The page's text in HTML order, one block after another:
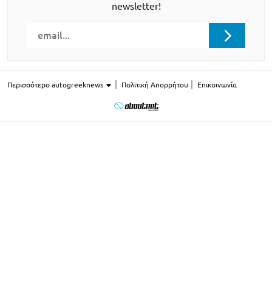
newsletter!
Περισσότερο autogreeknews Πολιτική Απορρήτου Επικοινωνία